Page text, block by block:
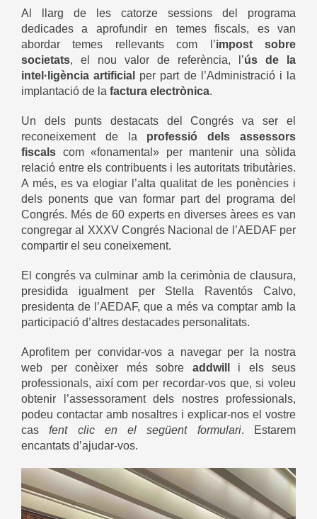
Al llarg de les catorze sessions del programa
dedicades a aprofundir en temes fiscals, es van
abordar temes rellevants com l’impost sobre
societats, el nou valor de referència, l’ús de la
intel·ligència artificial
per part de l’Administració i la
implantació de la factura electrònica.
Un dels punts destacats del Congrés va ser el
reconeixement de la professió dels assessors
fiscals com «fonamental» per mantenir una sòlida
relació entre els contribuents i les autoritats tributàries.
A més, es va elogiar l’alta qualitat de les ponències i
dels ponents que van formar part del programa del
Congrés. Més de 60 experts en diverses àrees es van
congregar al XXXV Congrés Nacional de l’AEDAF per
compartir el seu coneixement.
El congrés va culminar amb la cerimònia de clausura,
presidida igualment per Stella Raventós Calvo,
presidenta de l’AEDAF, que a més va comptar amb la
participació d’altres destacades personalitats.
Aprofitem per convidar-vos a navegar per la nostra
web per conèixer més sobre addwill
i els seus
professionals, així com per recordar-vos que, si voleu
obtenir l’assessorament dels nostres professionals,
podeu contactar amb nosaltres i explicar-nos el vostre
casfent clic en elsegüent formulari. Estarem
encantats d’ajudar-vos.